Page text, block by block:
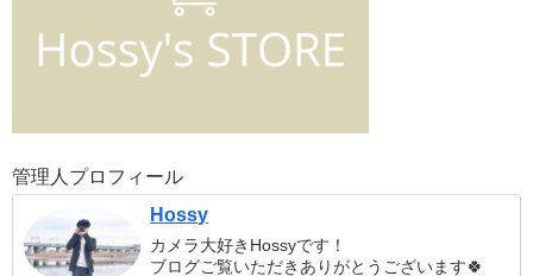
管理人プロフィール
Hossy
カメラ大好きHossyです！
ブログご覧いただきありがとうございます🍀